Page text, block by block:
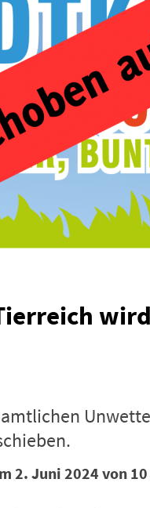
2. Juni 2024 von